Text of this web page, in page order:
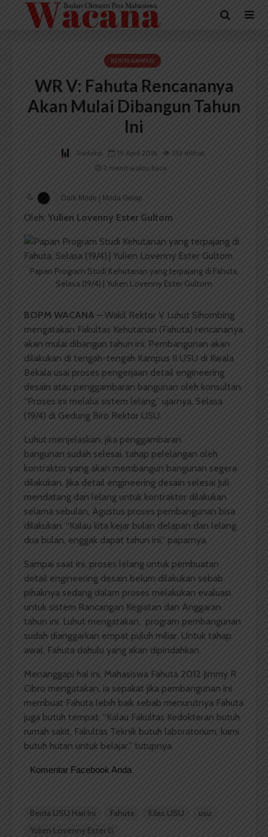
BERITA KAMPUS
WR V: Fahuta Rencananya
Akan Mulai Dibangun Tahun
Ini
Redaksi 19 April 2016
153 dilihat
2 menit waktu baca
Dark Mode | Moda Gelap
Oleh: Yulien Lovenny Ester Gultom
Papan Program Studi Kehutanan yang terpajang di Fahuta,
Selasa (19/4).| Yulien Lovenny Ester Gultom
BOPM WACANA – Wakil Rektor V Luhut Sihombing
mengatakan Fakultas Kehutanan (Fahuta) rencananya
akan mulai dibangun tahun ini. Pembangunan akan
dilakukan di tengah-tengah Kampus II USU di Kwala
Bekala usai proses pengerjaan detail engineering
desain atau penggambaran bangunan oleh konsultan.
“Proses ini melalui sistem lelang,” ujarnya, Selasa
(19/4) di Gedung Biro Rektor USU.
Luhut menjelaskan, jika penggambaran
bangunan sudah selesai, tahap pelelangan oleh
kontraktor yang akan membangun bangunan segera
dilakukan. Jika detail engineering desain selesai Juli
mendatang dan lelang untuk kontraktor dilakukan
selama sebulan, Agustus proses pembangunan bisa
dilakukan. “Kalau kita kejar bulan delapan dan lelang
dua bulan, enggak dapat tahun ini,” paparnya.
Sampai saat ini, proses lelang untuk pembuatan
detail engineering desain belum dilakukan sebab
pihaknya sedang dalam proses melakukan evaluasi
untuk sistem Rancangan Kegiatan dan Anggaran
tahun ini. Luhut mengatakan, program pembangunan
sudah dianggarkan empat puluh miliar. Untuk tahap
awal, Fahuta dahulu yang akan dipindahkan.
Menanggapi hal ini, Mahasiswa Fahuta 2012 Jimmy R
Cibro mengatakan, ia sepakat jika pembangunan ini
membuat Fahuta lebih baik sebab menurutnya Fahuta
juga butuh tempat. “Kalau Fakultas Kedokteran butuh
rumah sakit, Fakultas Teknik butuh laboratorium, kami
butuh hutan untuk belajar,” tutupnya.
Komentar Facebook Anda
Berita USU Hari Ini Fahuta Kilas USU
usu
Yulien Lovenny Ester G